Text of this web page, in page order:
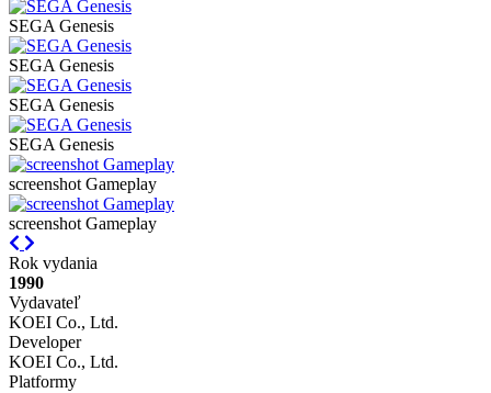
SEGA Genesis
SEGA Genesis
SEGA Genesis
SEGA Genesis
screenshot Gameplay
screenshot Gameplay
Previous
Rok vydania
1990
Vydavateľ
KOEI Co., Ltd.
Developer
KOEI Co., Ltd.
Platformy